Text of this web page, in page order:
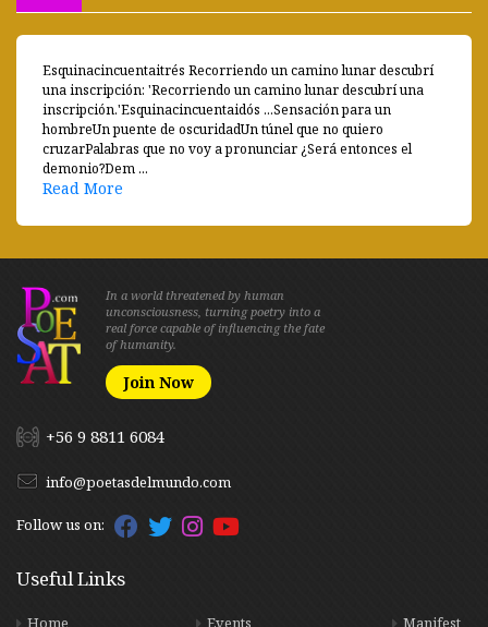
Esquinacincuentaitrés Recorriendo un camino lunar descubrí
una inscripción: 'Recorriendo un camino lunar descubrí una
inscripción.'Esquinacincuentaidós ...Sensación para un
hombreUn puente de oscuridadUn túnel que no quiero
cruzarPalabras que no voy a pronunciar ¿Será entonces el
demonio?Dem ...
Read More
In a world threatened by human
unconsciousness, turning poetry into a
real force capable of influencing the fate
of humanity.
Join Now
+56 9 8811 6084
info@poetasdelmundo.com
Follow us on:
Useful Links
Home Events Manifest